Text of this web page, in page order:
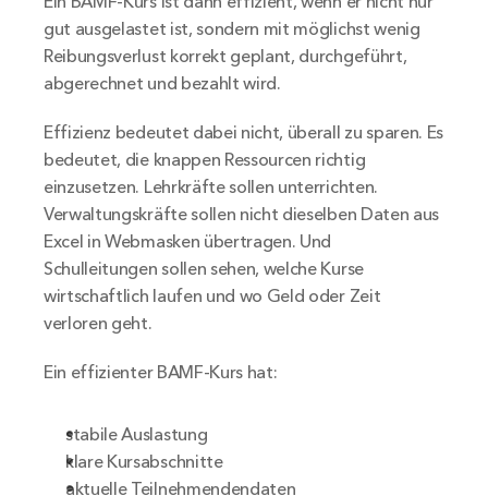
gut ausgelastet ist, sondern mit möglichst wenig
Reibungsverlust korrekt geplant, durchgeführt,
abgerechnet und bezahlt wird.
Effizienz bedeutet dabei nicht, überall zu sparen. Es
bedeutet, die knappen Ressourcen richtig
einzusetzen. Lehrkräfte sollen unterrichten.
Verwaltungskräfte sollen nicht dieselben Daten aus
Excel in Webmasken übertragen. Und
Schulleitungen sollen sehen, welche Kurse
wirtschaftlich laufen und wo Geld oder Zeit
verloren geht.
Ein effizienter BAMF-Kurs hat:
stabile Auslastung
klare Kursabschnitte
aktuelle Teilnehmendendaten